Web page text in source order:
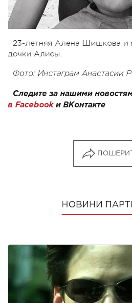
23-летняя Алена Шишкова и
дочки Алисы.
Фото: Инстаграм Анастасии
Следите за нашими
в Facebookи ВКонтакте
НОВИНИ